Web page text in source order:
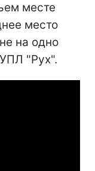
месте
место
на одно
"Рух".